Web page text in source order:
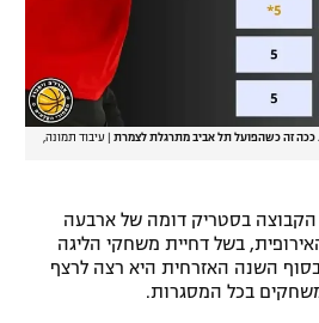
ככה זה כשהפועל תל אביב מתרגלת לצמרת
עיבוד תמונה,
בסטריק דומה של ארבעה
בשל דחיית משחקי הליגה
ובסוף השנה האזרחית היא רצה לרצף